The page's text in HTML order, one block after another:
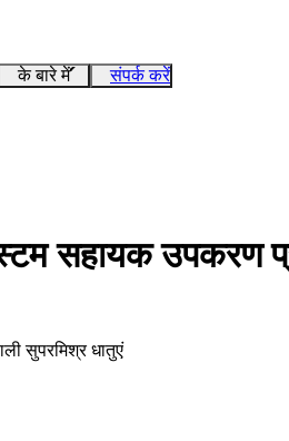
के बारे में संपर्क करें
सहायक उपकरण
सुपरमिश्र धातुएं